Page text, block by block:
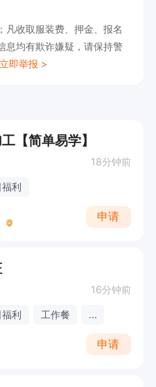
凡收取服装费、押金、报名
息均有欺诈嫌疑，请保持警
立即举报 >
【简单易学】
18分钟前
利
申请
16分钟前
利 工作餐 ...
申请